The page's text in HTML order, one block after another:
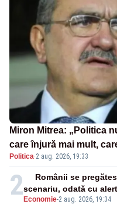
Miron Mitrea: „Politica
care înjură mai mult,
Politica·2 aug. 2026, 19:33
2Economie-2 aug. 2026, 19:34
Românii se
scenariu, odată cu